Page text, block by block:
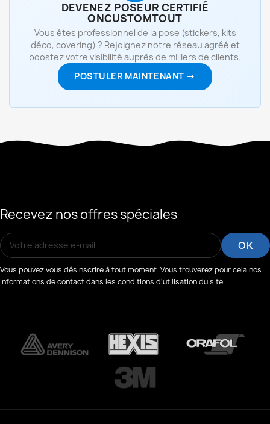
DEVENEZ POSEUR CERTIFIÉ
ONCUSTOMTOUT
Vous êtes professionnel de la pose (stickers, kits
déco, covering) ? Rejoignez notre réseau agréé et
boostez votre visibilité auprès de milliers de clients.
POSTULER MAINTENANT →
Recevez nos offres spéciales
Vous pouvez vous désinscrire à tout moment. Vous trouverez pour cela nos
informations de contact dans les conditions d'utilisation du site.